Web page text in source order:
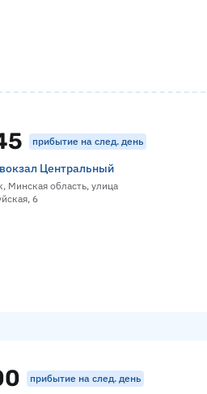
прибытие на след. день
Центральный
Минская область, улица
6
прибытие на след. день